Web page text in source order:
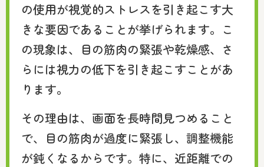
の使用が視覚的ストレスを引き起こす大
きな要因であることが挙げられます。こ
の現象は、目の筋肉の緊張や乾燥感、さ
らには視力の低下を引き起こすことがあ
ります。
その理由は、画面を長時間見つめること
で、目の筋肉が過度に緊張し、調整機能
が鈍くなるからです。特に、近距離での